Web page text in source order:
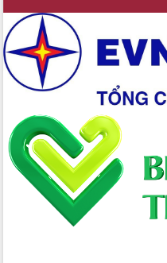
đấu có 77% xã đạt chuẩn nông thôn
mới
Chuyển đổi số 'mở đường' cho nông
nghiệp Đắk Lắk tăng trưởng bứt phá
Triển khai đồng bộ đo đạc, lập hồ sơ
địa chính, hoàn thiện cơ sở dữ liệu đất
Ứng dụng sinh trắc học - Bước tiến
trong hành trình chuyển đổi số tại Đắk
Lắk
Đắk Lắk nâng cao hiệu quả công tác
Đảng từ Sổ tay đảng viên điện tử
Đắk Lắk đẩy mạnh nuôi biển công